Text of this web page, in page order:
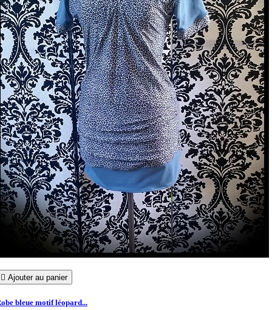
 Ajouter au panier
bleue motif léopard...